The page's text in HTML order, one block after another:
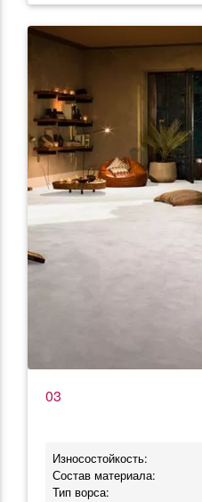
03
Износостойкость:
Состав материала:
Тип ворса: